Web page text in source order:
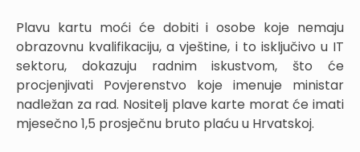
Plavu kartu moći će dobiti i osobe koje nemaju
obrazovnu kvalifikaciju, a vještine, i to isključivo u IT
sektoru, dokazuju radnim iskustvom, što će
procjenjivati Povjerenstvo koje imenuje ministar
nadležan za rad. Nositelj plave karte morat će imati
mjesečno 1,5 prosječnu bruto plaću u Hrvatskoj.